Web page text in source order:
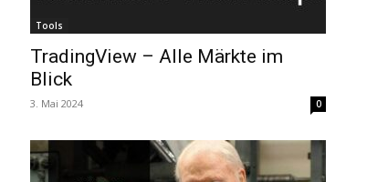
Tools
TradingView – Alle Märkte im
Blick
3. Mai 2024 0